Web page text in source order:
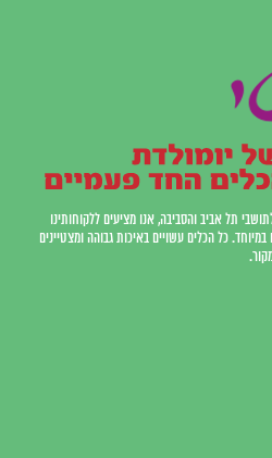
תל אביב והסביבה, אנו מציעים ללקוחותינו
כל הכלים עשויים באיכות גבוהה ומצטיינים